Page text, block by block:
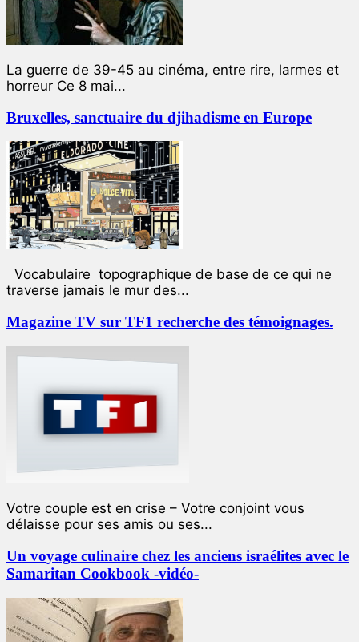
La guerre de 39-45 au cinéma, entre rire, larmes et
horreur Ce 8 mai...
Bruxelles, sanctuaire du djihadisme en Europe
Vocabulaire topographique de base de ce qui ne
traverse jamais le mur des...
Magazine TV sur TF1 recherche des témoignages.
Votre couple est en crise – Votre conjoint vous
délaisse pour ses amis ou ses...
Un voyage culinaire chez les anciens israélites avec le
Samaritan Cookbook -vidéo-